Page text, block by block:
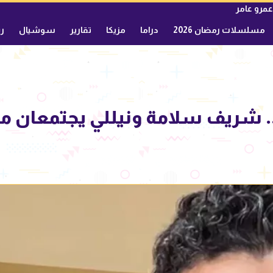
عمرو عامر
مسلسلات رمضان 2026 دراما مزيكا تقارير سوشيال
شريف سلامة ونيللي يجتمعان